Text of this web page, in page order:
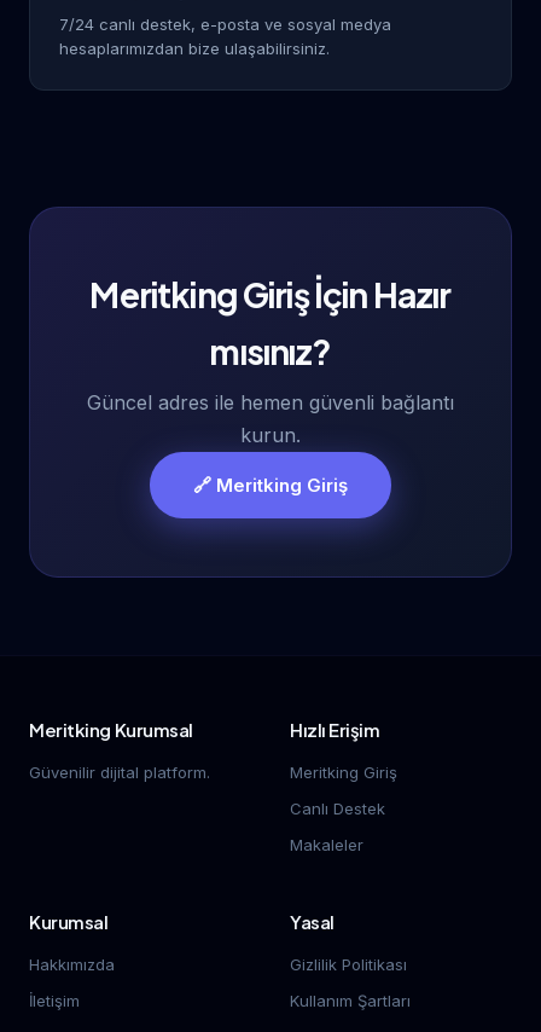
7/24 canlı destek, e-posta ve sosyal medya
hesaplarımızdan bize ulaşabilirsiniz.
Meritking Giriş İçin Hazır
mısınız?
Güncel adres ile hemen güvenli bağlantı
kurun.
🔗 Meritking Giriş
Meritking Kurumsal
Güvenilir dijital platform.
Hızlı Erişim
Meritking Giriş
Canlı Destek
Makaleler
Kurumsal
Hakkımızda
İletişim
Yasal
Gizlilik Politikası
Kullanım Şartları